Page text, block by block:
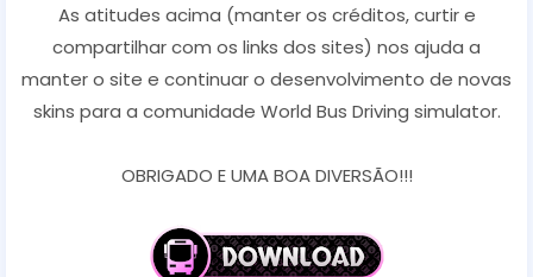
As atitudes acima (manter os créditos, curtir e
compartilhar com os links dos sites) nos ajuda a
manter o site e continuar o desenvolvimento de novas
skins para a comunidade World Bus Driving simulator.
OBRIGADO E UMA BOA DIVERSÃO!!!